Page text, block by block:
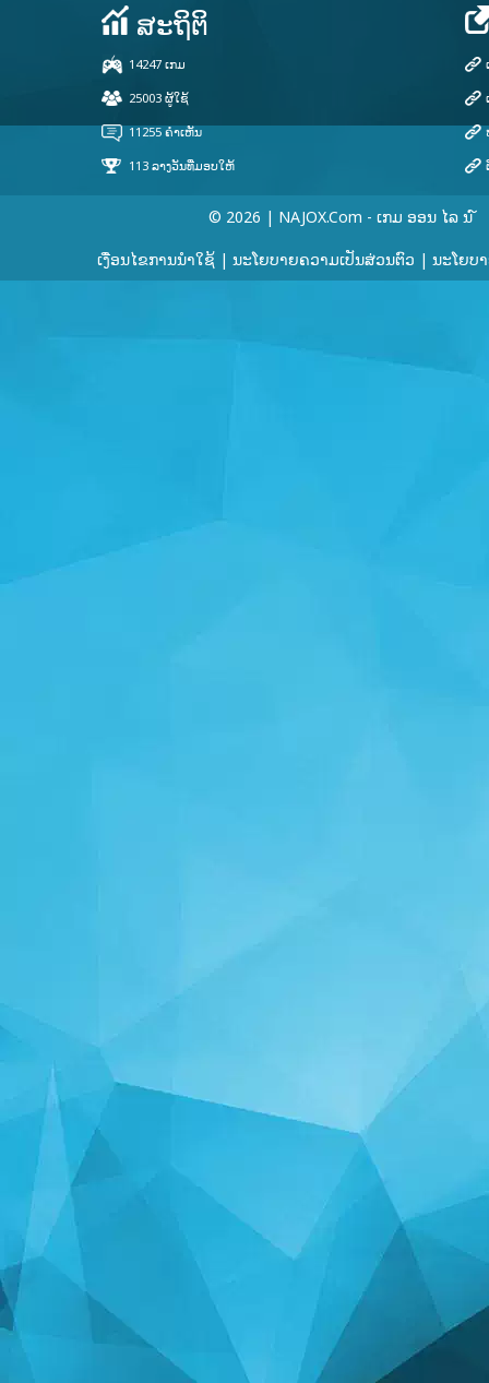
ສະຖິຕິ
© 2026 | NAJOX.com - ເກມ ອອນ ໄລ ນ ໌
ເງື່ອນໄຂການນໍາໃຊ້ | ນະໂຍບາຍຄວາມເປັນສ່ວນຕົວ | ນະໂຍບ